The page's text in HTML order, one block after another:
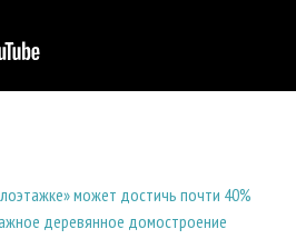
может достичь почти 40%
деревянное домостроение